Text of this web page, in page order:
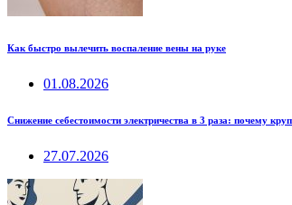
Как быстро вылечить воспаление вены на руке
01.08.2026
Снижение себестоимости электричества в 3 раза: почему
27.07.2026